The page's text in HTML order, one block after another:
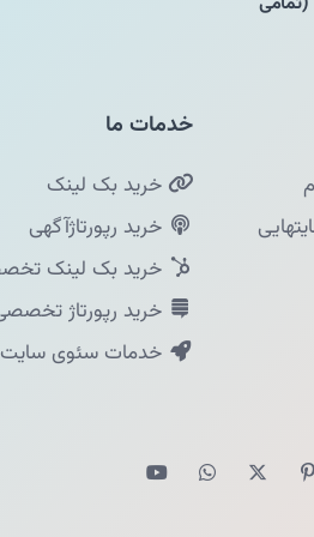
خدمات ما
خرید بک لینک
خرید رپورتاژآگهی
خرید بک لینک
خرید رپورتاژ تخصصی
خدمات سئوی سایت